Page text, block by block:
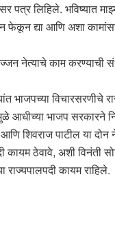
लिहिले. भविष्यात
द्या आणि अशा
नेत्याचे काम
भाजपच्या
भाजप सरकारने
शिवराज पाटील या दोन
ठेवावे, अशी विनंती
कायम राहिले.